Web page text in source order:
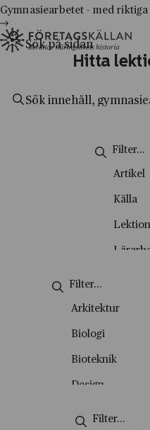
Hoppa till innehåll
Till innehåll
Gymnasiearbetet - med
Sök efter:
Hitta
Sök
Artikel
Källa
Arkitektur
Biologi
Bioteknik
Design